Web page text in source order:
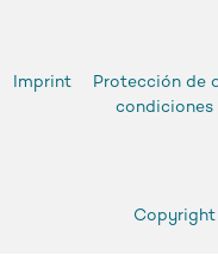
Imprint Protección de
condiciones